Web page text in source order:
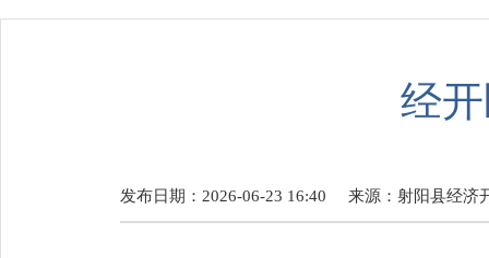
经
发布日期：2026-06-23 16:40 来源： 射阳县经济